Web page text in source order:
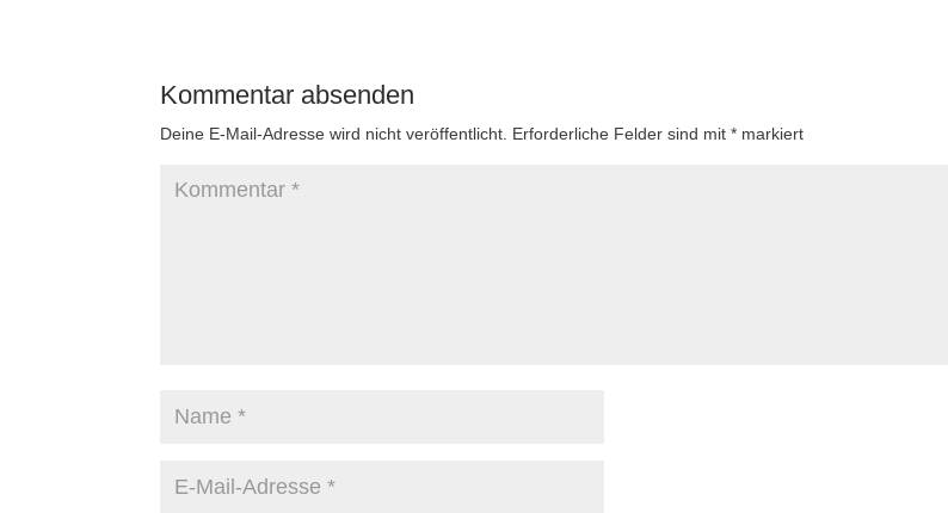
Kommentar absenden
Deine E-Mail-Adresse wird nicht veröffentlicht. Erforderliche Felder sind mit* markiert